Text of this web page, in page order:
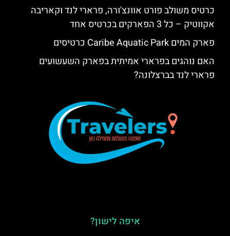
כרטיס משולב פורט אוונצ'ורה, פרארי לנד וקאריבה
אקווטיק – כל 3 הפארקים בכרטיס אחד
פארק המים Caribe Aquatic Park כרטיסים
האם נוהגים בפרארי אמיתית בפארק השעשועים
פרארי לנד בברצלונה?
איפה לישון?